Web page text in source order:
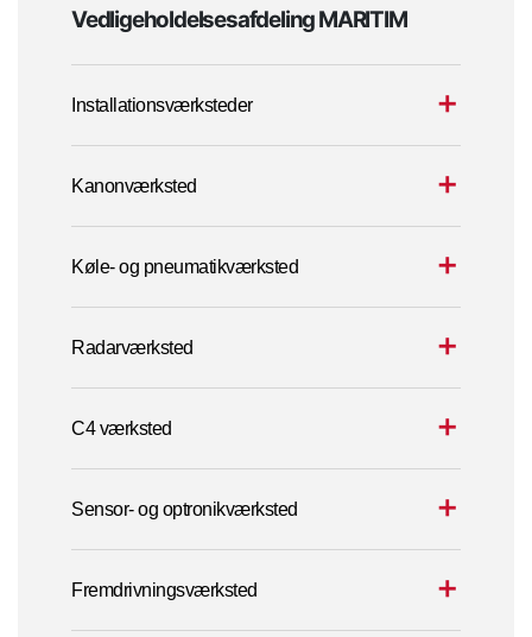
Vedligeholdelsesafdeling MARITIM
Installationsværksteder
Kanonværksted
Køle- og pneumatikværksted
Radarværksted
C4 værksted
Sensor- og optronikværksted
Fremdrivningsværksted